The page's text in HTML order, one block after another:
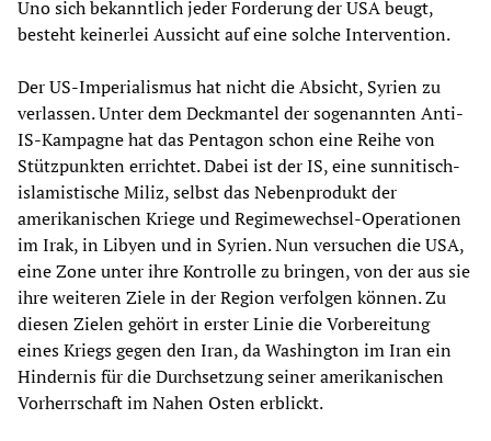
Uno sich bekanntlich jeder Forderung der USA beugt,
besteht keinerlei Aussicht auf eine solche Intervention.
Der US-Imperialismus hat nicht die Absicht, Syrien zu
verlassen. Unter dem Deckmantel der sogenannten Anti-
IS-Kampagne hat das Pentagon schon eine Reihe von
Stützpunkten errichtet. Dabei ist der IS, eine sunnitisch-
islamistische Miliz, selbst das Nebenprodukt der
amerikanischen Kriege und Regimewechsel-Operationen
im Irak, in Libyen und in Syrien. Nun versuchen die USA,
eine Zone unter ihre Kontrolle zu bringen, von der aus sie
ihre weiteren Ziele in der Region verfolgen können. Zu
diesen Zielen gehört in erster Linie die Vorbereitung
eines Kriegs gegen den Iran, da Washington im Iran ein
Hindernis für die Durchsetzung seiner amerikanischen
Vorherrschaft im Nahen Osten erblickt.